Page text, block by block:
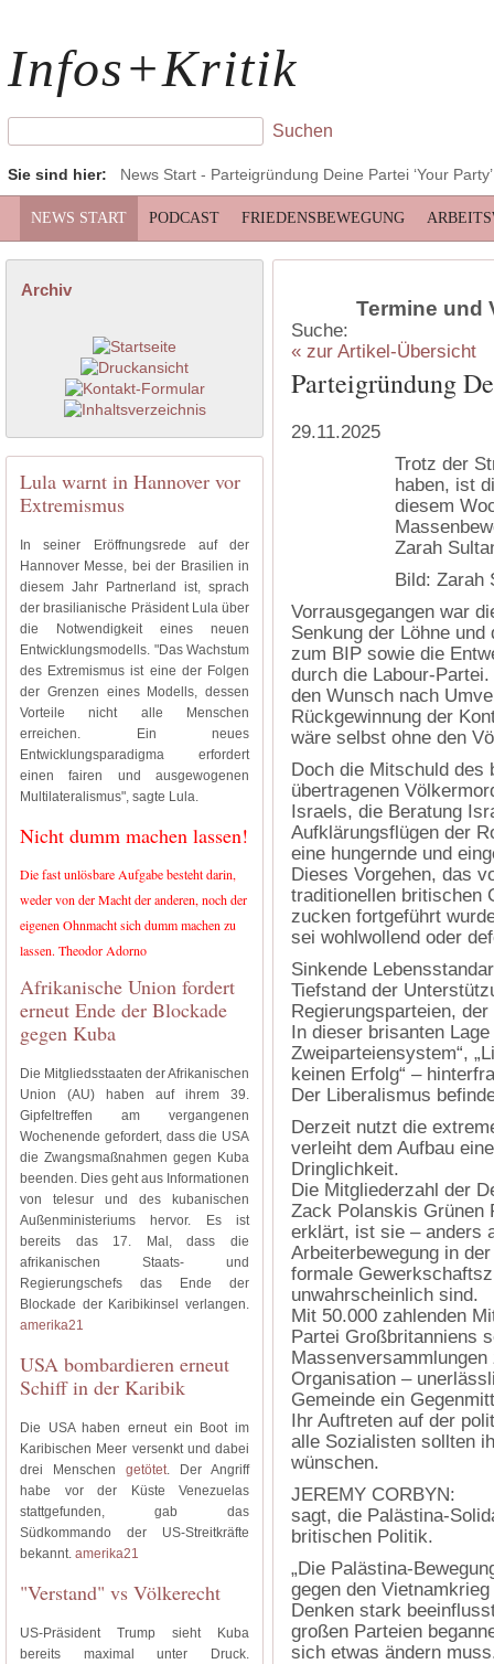
Infos+Kritik
Sie sind hier: News Start - Parteigründung Deine Partei ‘Your
NEWS START PODCAST FRIEDENSBEWEGUNG
Archiv
Lula warnt in Hannover vor
Extremismus
In seiner Eröffnungsrede auf der
Hannover Messe, bei der Brasilien in
diesem Jahr Partnerland ist, sprach
der brasilianische Präsident Lula über
die Notwendigkeit eines neuen
Entwicklungsmodells. "Das Wachstum
des Extremismus ist eine der Folgen
der Grenzen eines Modells, dessen
Vorteile nicht alle Menschen
erreichen. Ein neues
Entwicklungsparadigma erfordert
einen fairen und ausgewogenen
Multilateralismus", sagte Lula.
Nicht dumm machen lassen!
Die fast unlösbare Aufgabe besteht darin,
weder von der Macht der anderen, noch der
eigenen Ohnmacht sich dumm machen zu
lassen. Theodor Adorno
Afrikanische Union fordert
erneut Ende der Blockade
gegen Kuba
Die Mitgliedsstaaten der Afrikanischen
Union (AU) haben auf ihrem 39.
Gipfeltreffen am vergangenen
Wochenende gefordert, dass die USA
die Zwangsmaßnahmen gegen Kuba
beenden. Dies geht aus Informationen
von telesur und des kubanischen
Außenministeriums hervor. Es ist
bereits das 17. Mal, dass die
afrikanischen Staats- und
Regierungschefs das Ende der
Blockade der Karibikinsel verlangen.
amerika21
USA bombardieren erneut
Schiff in der Karibik
Die USA haben erneut ein Boot im
Karibischen Meer versenkt und dabei
drei Menschen getötet. Der Angriff
habe vor der Küste Venezuelas
stattgefunden, gab das
Südkommando der US-Streitkräfte
bekannt. amerika21
"Verstand" vs Völkerecht
US-Präsident Trump sieht Kuba
bereits maximal unter Druck.
Termine und
Suche:
« zur Artikel-Übersicht
Parteigründung
29.11.2025
Trotz der
haben, ist
diesem
Zarah
Bild: Zarah
Vorrausgegangen war
Senkung der Löhne
zum BIP sowie die
durch die Labour-
den Wunsch nach
Rückgewinnung der
wäre selbst ohne den
Doch die Mitschuld des
übertragenen
Israels, die Beratung
Aufklärungsflügen der
eine hungernde und
Dieses Vorgehen, das
traditionellen britischen
zucken fortgeführt
sei wohlwollend oder
Sinkende
Tiefstand der
Regierungsparteien,
In dieser brisanten
Zweiparteiensystem“,
keinen Erfolg“ –
Der Liberalismus
Derzeit nutzt die
verleiht dem Aufbau
Dringlichkeit.
Die Mitgliederzahl der
Zack Polanskis Grünen
erklärt, ist sie – anders
Arbeiterbewegung in
formale
unwahrscheinlich sind.
Mit 50.000 zahlenden
Partei Großbritanniens
Organisation –
Gemeinde ein
Ihr Auftreten auf der
alle Sozialisten sollten
wünschen.
JEREMY CORBYN:
sagt, die Palästina-
britischen Politik.
„Die Palästina-
gegen den
Denken stark
großen Parteien
sich etwas ändern